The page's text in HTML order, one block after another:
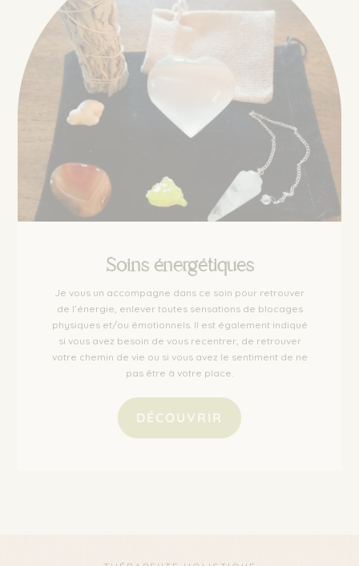
Soins énergétiques
Je vous un accompagne dans ce soin pour retrouver
de l’énergie, enlever toutes sensations de blocages
physiques et/ou émotionnels. Il est également indiqué
si vous avez besoin de vous recentrer, de retrouver
votre chemin de vie ou si vous avez le sentiment de ne
pas être à votre place.
DÉCOUVRIR